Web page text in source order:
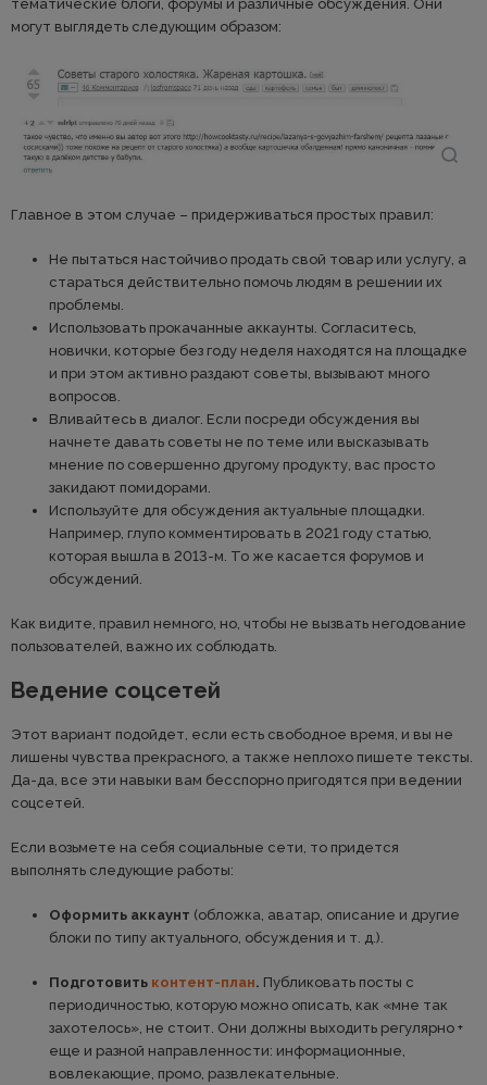
тематические блоги, форумы и различные обсуждения. Они
могут выглядеть следующим образом:
Главное в этом случае – придерживаться простых правил:
Не пытаться настойчиво продать свой товар или услугу, а
стараться действительно помочь людям в решении их
проблемы.
Использовать прокачанные аккаунты. Согласитесь,
новички, которые без году неделя находятся на площадке
и при этом активно раздают советы, вызывают много
вопросов.
Вливайтесь в диалог. Если посреди обсуждения вы
начнете давать советы не по теме или высказывать
мнение по совершенно другому продукту, вас просто
закидают помидорами.
Используйте для обсуждения актуальные площадки.
Например, глупо комментировать в 2021 году статью,
которая вышла в 2013-м. То же касается форумов и
обсуждений.
Как видите, правил немного, но, чтобы не вызвать негодование
пользователей, важно их соблюдать.
Ведение соцсетей
Этот вариант подойдет, если есть свободное время, и вы не
лишены чувства прекрасного, а также неплохо пишете тексты.
Да-да, все эти навыки вам бесспорно пригодятся при ведении
соцсетей.
Если возьмете на себя социальные сети, то придется
выполнять следующие работы:
Оформить аккаунт (обложка, аватар, описание и другие
блоки по типу актуального, обсуждения и т. д.).
Подготовить контент-план. Публиковать посты с
периодичностью, которую можно описать, как «мне так
захотелось», не стоит. Они должны выходить регулярно +
еще и разной направленности: информационные,
вовлекающие, промо, развлекательные.